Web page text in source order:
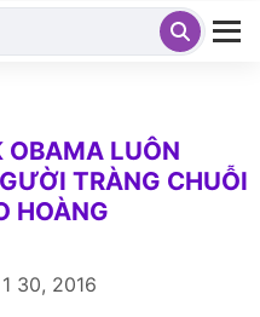
OBAMA LUÔN
TRÀNG CHUỖI
HOÀNG
30, 2016